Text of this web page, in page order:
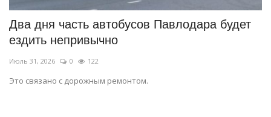
Два дня часть автобусов Павлодара будет
ездить непривычно
Июль 31, 2026 0 122
Это связано с дорожным ремонтом.